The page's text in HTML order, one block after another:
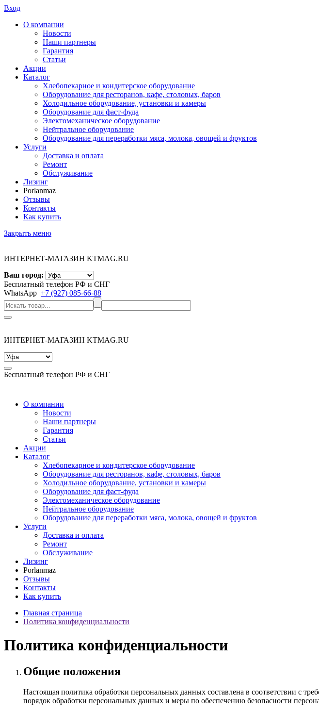
Вход
О компании
Новости
Наши партнеры
Гарантия
Статьи
Акции
Каталог
Хлебопекарное и кондитерское оборудование
Оборудование для ресторанов, кафе, столовых, баров
Холодильное оборудование, установки и камеры
Оборудование для фаст-фуда
Электомеханическое оборудование
Нейтральное оборудование
Оборудование для переработки мяса, молока, овощей и фруктов
Услуги
Доставка и оплата
Ремонт
Обслуживание
Лизинг
Porlanmaz
Отзывы
Контакты
Как купить
Закрыть меню
ИНТЕРНЕТ-МАГАЗИН KTMAG.RU
Ваш город:
Бесплатный телефон РФ и СНГ
WhatsApp +7 (927) 085-66-88
ИНТЕРНЕТ-МАГАЗИН KTMAG.RU
Бесплатный телефон РФ и СНГ
О компании
Новости
Наши партнеры
Гарантия
Статьи
Акции
Каталог
Хлебопекарное и кондитерское оборудование
Оборудование для ресторанов, кафе, столовых, баров
Холодильное оборудование, установки и камеры
Оборудование для фаст-фуда
Электомеханическое оборудование
Нейтральное оборудование
Оборудование для переработки мяса, молока, овощей и фруктов
Услуги
Доставка и оплата
Ремонт
Обслуживание
Лизинг
Porlanmaz
Отзывы
Контакты
Как купить
Главная страница
Политика конфиденциальности
Политика конфиденциальности
Общие положения
Настоящая политика обработки персональных данных составлена в соответствии с
порядок обработки персональных данных и меры по обеспечению безопасности